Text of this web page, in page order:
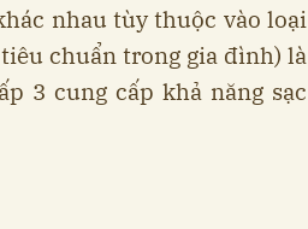
nhau tùy thuộc vào loại
chuẩn trong gia đình) là
3 cung cấp khả năng sạc